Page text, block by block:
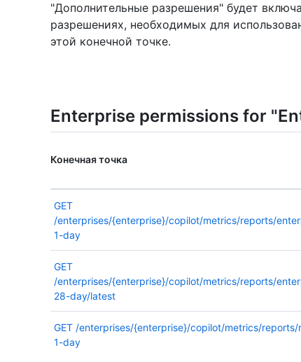
"Дополнительные разрешения" будет
разрешениях, необходимых для
этой конечной точке.
Enterprise permissions for
Конечная точка
GET
/enterprises/{enterprise}/copilot/metrics/reports/
1-day
GET
/enterprises/{enterprise}/copilot/metrics/reports/
28-day/latest
GET /enterprises/{enterprise}/copilot/metrics/reports/
1-day